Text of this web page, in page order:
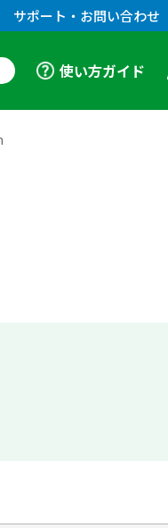
サポート・お問い合わせ
使い方ガイド